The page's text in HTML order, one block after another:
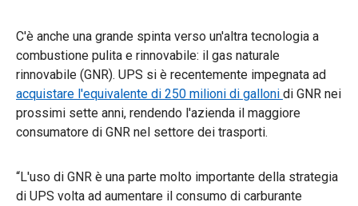
C'è anche una grande spinta verso un'altra tecnologia a
combustione pulita e rinnovabile: il gas naturale
rinnovabile (GNR). UPS si è recentemente impegnata ad
acquistare l'equivalente di 250 milioni di galloni di GNR nei
prossimi sette anni, rendendo l'azienda il maggiore
consumatore di GNR nel settore dei trasporti.
“L'uso di GNR è una parte molto importante della strategia
di UPS volta ad aumentare il consumo di carburante